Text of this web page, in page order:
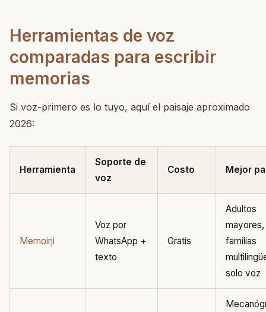
Herramientas de voz
comparadas para escribir
memorias
Si voz-primero es lo tuyo, aquí el paisaje aproximado
2026:
Herramienta
Soporte de
voz
Costo Mejor
Memoirji
Voz por
WhatsApp +
texto
Gratis
Adultos
mayores,
familias
solo voz